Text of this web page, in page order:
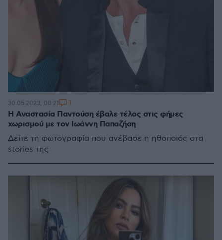
Η Αναστασία Παντούση έβαλε τέλος στις φήμες
χωρισμού με τον Ιωάννη Παπαζήση
Δείτε τη φωτογραφία που ανέβασε η ηθοποιός στα
stories της
30.05.2023, 08:21 1